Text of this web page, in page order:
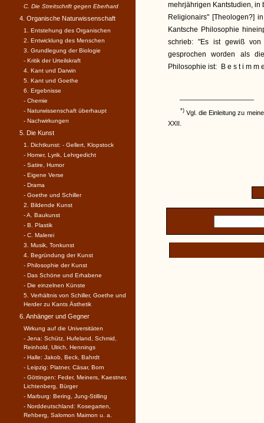
mehrjährigen Kantstudien, in
Religionairs" [Theologen?]
Kantsche Philosophie
schrieb: "Es ist gewiß von
gesprochen worden als
Philosophie ist:
*) Vgl. die Einleitung zu
XXII.
C. Die Streitschrift gegen Eberhard
4. Organische Naturwissenschaft
1. Entstehung des Organischen
2. Entwicklung des Menschen
3. Grundlegung der Biologie
- Kritik der Urteilskraft
4. Kant und Darwin
5. Kant und Goethe
6. Ergebnisse
- Chemie
- Naturwissenschaft überhaupt
- Nachwirkungen
5. Die Kunst
1. Dichtkunst: - Gellert, Klopstock
- Homer, Lyrik, Lehrgedicht
- Satire, Humor
- Eigene Verse
- Drama
- Goethe und Schiller
2. Bildende Kunst
- A. Baukunst
- B. Plastik
- C. Malerei
3. Musik, Tonkunst
4. Begründung der Kunst
- Philosophie der Kunst
- Das Schöne und Erhabene
- Die einzelnen Künste
5. Verhältnis von Schiller, Goethe und
Herder zu Kants Ästhetik
6. Anhänger und Gegner
Wirkung auf die Universitäten
- Jena: Schütz, Hufeland, Schmid,
Reinhold, Ulrich, Hennings
- Halle: Jakob, Beck, Bahrdt
- Leipzig: Platner, Cäsar, Born
- Göttingen: Feder, Meiners, Kaestner,
Lichtenberg, Bürger
- Marburg: Bering, Jung-Stilling
- Norddeutschland: Kosegarten,
Rehberg, Salomon Maimon u. a.